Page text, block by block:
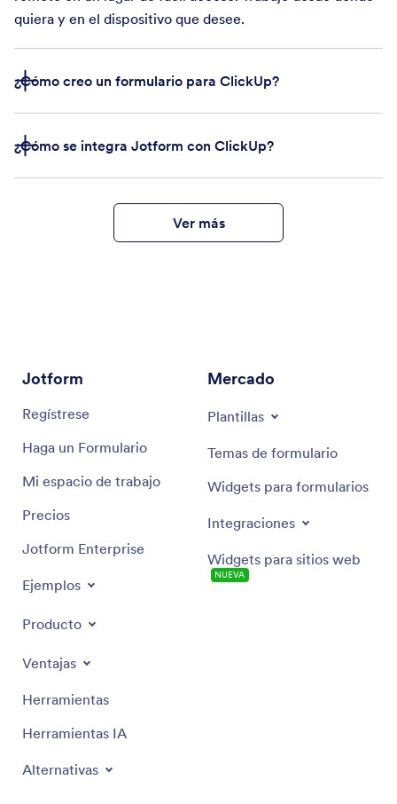
quiera y en el dispositivo que desee.
¿Cómo creo un formulario para ClickUp?
Crear formulario
¿Cómo se integra Jotform con ClickUp?
cómo se integra Jotform con ClickUp
Ver más
Jotform
Regístrese
Haga un Formulario
Mi espacio de trabajo
Precios
Jotform Enterprise
Ejemplos
Producto
Ventajas
Herramientas
Herramientas IA
Alternativas
Mercado
Plantillas
Temas de formulario
Widgets para formularios
Integraciones
Widgets para sitios web
NUEVA